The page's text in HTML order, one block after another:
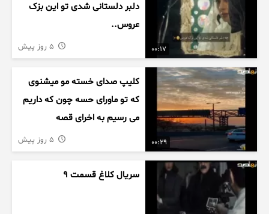
00:17
دلبر دلستانی شدی تو این بزک
عروس..
00:29
کلیپ صدای خسته مو میشنوی
که تو ماورای حسه چون که داریم
می رسیم به اخرای قصه
سریال کلاغ قسمت 9